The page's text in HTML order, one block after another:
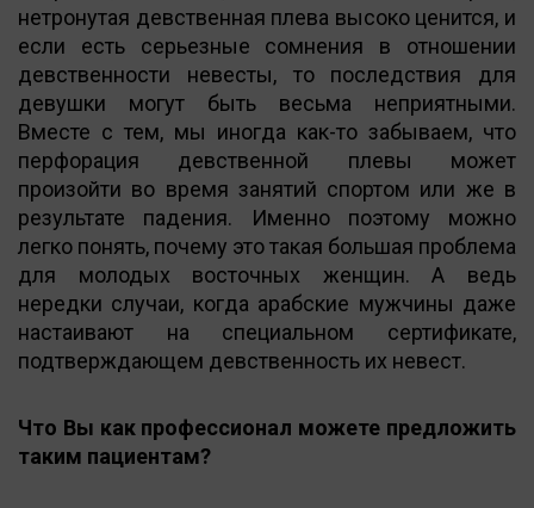
нетронутая девственная плева высоко ценится, и
если есть серьезные сомнения в отношении
девственности невесты, то последствия для
девушки могут быть весьма неприятными.
Вместе с тем, мы иногда как-то забываем, что
перфорация девственной плевы может
произойти во время занятий спортом или же в
результате падения. Именно поэтому можно
легко понять, почему это такая большая проблема
для молодых восточных женщин. А ведь
нередки случаи, когда арабские мужчины даже
настаивают на специальном сертификате,
подтверждающем девственность их невест.
Что Вы как профессионал можете предложить
таким пациентам?